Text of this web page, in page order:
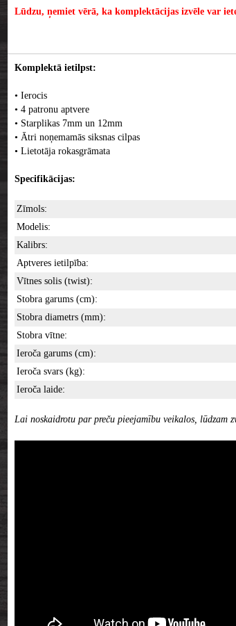
Lūdzu, ņemiet vērā, ka komplektācijas izvēle var
Komplektā ietilpst:
• Ierocis
• 4 patronu aptvere
• Starplikas 7mm un 12mm
• Ātri noņemamās siksnas cilpas
• Lietotāja rokasgrāmata
Specifikācijas:
Zīmols:
Modelis:
Kalibrs:
Aptveres ietilpība:
Vītnes solis (twist):
Stobra garums (cm):
Stobra diametrs (mm):
Stobra vītne:
Ieroča garums (cm):
Ieroča svars (kg):
Ieroča laide:
Lai noskaidrotu par preču pieejamību veikalos, lūdzam